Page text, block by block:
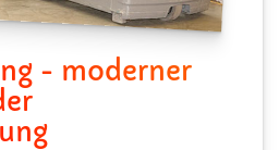
- moderner